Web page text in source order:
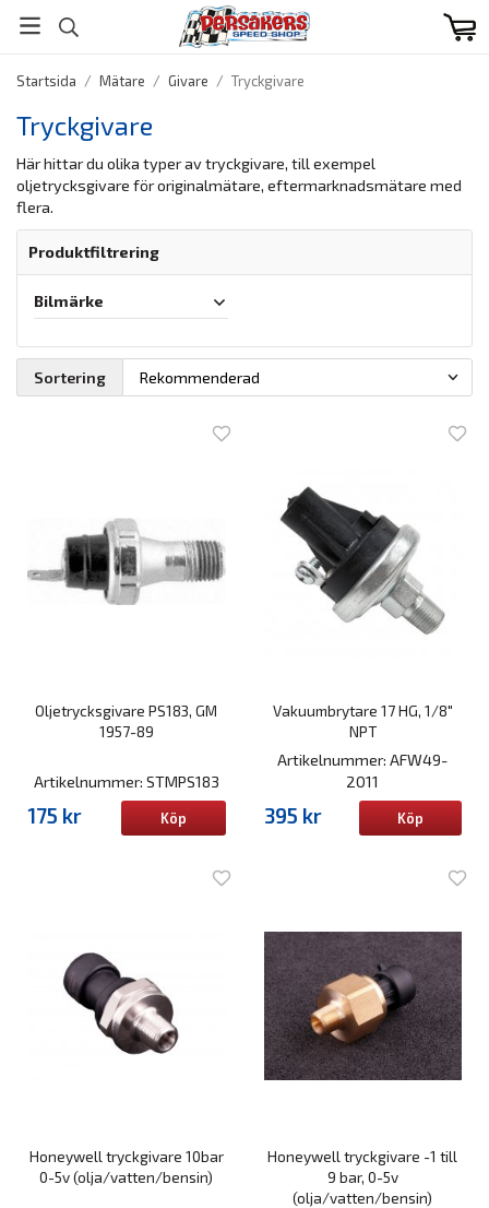
Startsida / Mätare / Givare / Tryckgivare
Tryckgivare
Här hittar du olika typer av tryckgivare, till exempel
oljetrycksgivare för originalmätare, eftermarknadsmätare med
flera.
Produktfiltrering
Bilmärke
Sortering
Oljetrycksgivare PS183, GM
1957-89
Artikelnummer: STMPS183
175 kr Köp
Vakuumbrytare 17 HG, 1/8"
NPT
Artikelnummer: AFW49-
2011
395 kr Köp
Honeywell tryckgivare 10bar
0-5v (olja/vatten/bensin)
Honeywell tryckgivare -1 till
9 bar, 0-5v
(olja/vatten/bensin)